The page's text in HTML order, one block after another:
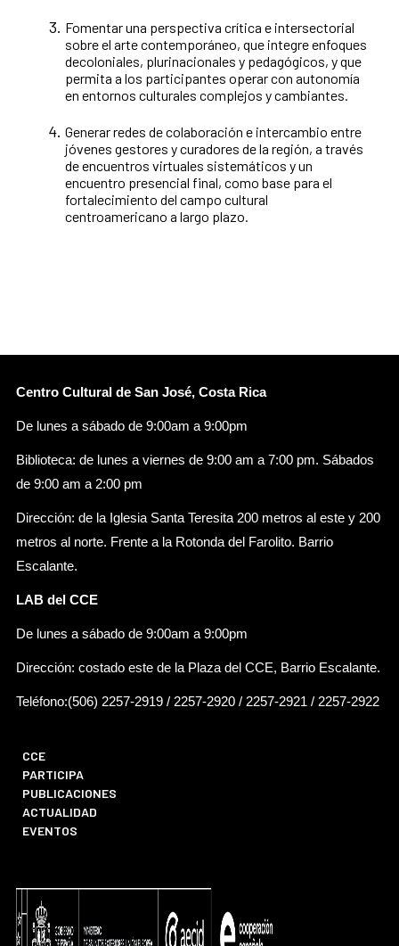
Fomentar una perspectiva crítica e intersectorial
sobre el arte contemporáneo, que integre enfoques
decoloniales, plurinacionales y pedagógicos, y que
permita a los participantes operar con autonomía
en entornos culturales complejos y cambiantes.
Generar redes de colaboración e intercambio entre
jóvenes gestores y curadores de la región, a través
de encuentros virtuales sistemáticos y un
encuentro presencial final, como base para el
fortalecimiento del campo cultural
centroamericano a largo plazo.
Centro Cultural de San José, Costa Rica
De lunes a sábado de 9:00am a 9:00pm
Biblioteca: de lunes a viernes de 9:00 am a 7:00 pm. Sábados
de 9:00 am a 2:00 pm
Dirección: de la Iglesia Santa Teresita 200 metros al este y 200
metros al norte. Frente a la Rotonda del Farolito. Barrio
Escalante.
LAB del CCE
De lunes a sábado de 9:00am a 9:00pm
Dirección: costado este de la Plaza del CCE, Barrio Escalante.
Teléfono:(506) 2257-2919 / 2257-2920 / 2257-2921 / 2257-2922
CCE
PARTICIPA
PUBLICACIONES
ACTUALIDAD
EVENTOS